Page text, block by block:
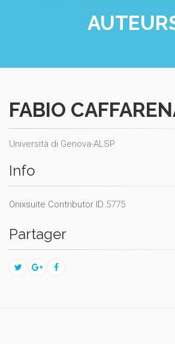
FABIO
Università di Genova-ALSP
Info
Onixsuite Contributor ID 5775
Partager